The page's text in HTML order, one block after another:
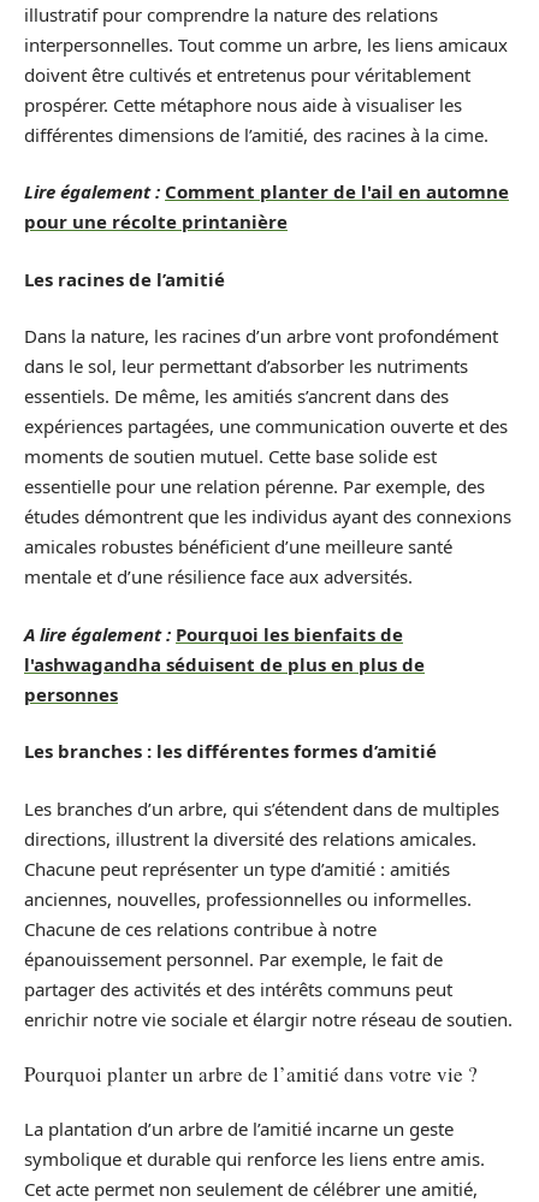
illustratif pour comprendre la nature des relations
interpersonnelles. Tout comme un arbre, les liens amicaux
doivent être cultivés et entretenus pour véritablement
prospérer. Cette métaphore nous aide à visualiser les
différentes dimensions de l’amitié, des racines à la cime.
Lire également : Comment planter de l'ail en automne
pour une récolte printanière
Les racines de l’amitié
Dans la nature, les racines d’un arbre vont profondément
dans le sol, leur permettant d’absorber les nutriments
essentiels. De même, les amitiés s’ancrent dans des
expériences partagées, une communication ouverte et des
moments de soutien mutuel. Cette base solide est
essentielle pour une relation pérenne. Par exemple, des
études démontrent que les individus ayant des connexions
amicales robustes bénéficient d’une meilleure santé
mentale et d’une résilience face aux adversités.
A lire également : Pourquoi les bienfaits de
l'ashwagandha séduisent de plus en plus de
personnes
Les branches : les différentes formes d’amitié
Les branches d’un arbre, qui s’étendent dans de multiples
directions, illustrent la diversité des relations amicales.
Chacune peut représenter un type d’amitié : amitiés
anciennes, nouvelles, professionnelles ou informelles.
Chacune de ces relations contribue à notre
épanouissement personnel. Par exemple, le fait de
partager des activités et des intérêts communs peut
enrichir notre vie sociale et élargir notre réseau de soutien.
Pourquoi planter un arbre de l’amitié dans votre vie ?
La plantation d’un arbre de l’amitié incarne un geste
symbolique et durable qui renforce les liens entre amis.
Cet acte permet non seulement de célébrer une amitié,